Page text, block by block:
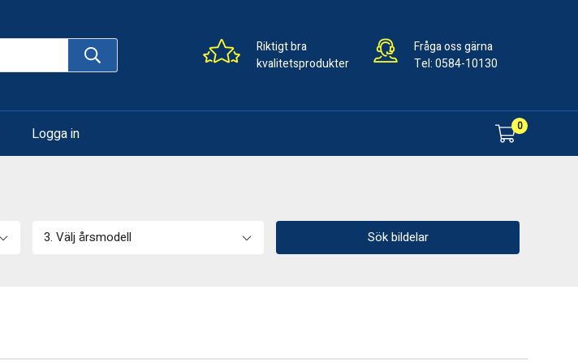
Riktigt bra
kvalitetsprodukter
Fråga oss gärna
Tel:0584-10130
Logga in 0
3. Välj årsmodell Sök bildelar